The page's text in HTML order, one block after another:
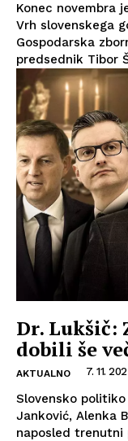
Konec novembra
Vrh slovenskega
Gospodarska
predsednik Tibor
Dr. Lukšič:
dobili še
AKTUALNO 7. 11.
Slovensko
Janković, Alenka
naposled trenutni